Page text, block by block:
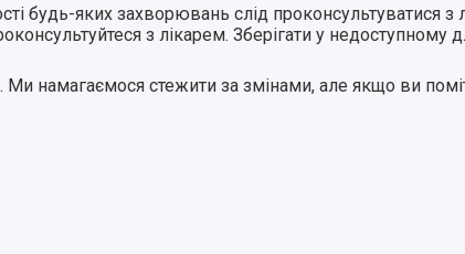
будь-яких захворювань слід
з лікарем. Зберігати у недоступному
намагаємося стежити за змінами, але якщо ви